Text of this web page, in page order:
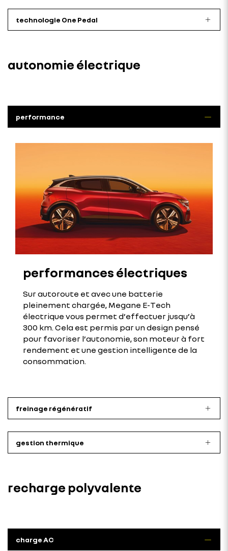
technologie One Pedal
autonomie électrique
performance
performances électriques
Sur autoroute et avec une batterie
pleinement chargée, Megane E-Tech
électrique vous permet d’effectuer jusqu’à
300 km. Cela est permis par un design pensé
pour favoriser l’autonomie, son moteur à fort
rendement et une gestion intelligente de la
consommation.
freinage régénératif
gestion thermique
recharge polyvalente
charge AC